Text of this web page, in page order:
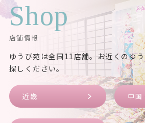
Shop
店舗情報
ゆうび苑は全国11店舗。お近くのゆ
探しください。
近畿 中国